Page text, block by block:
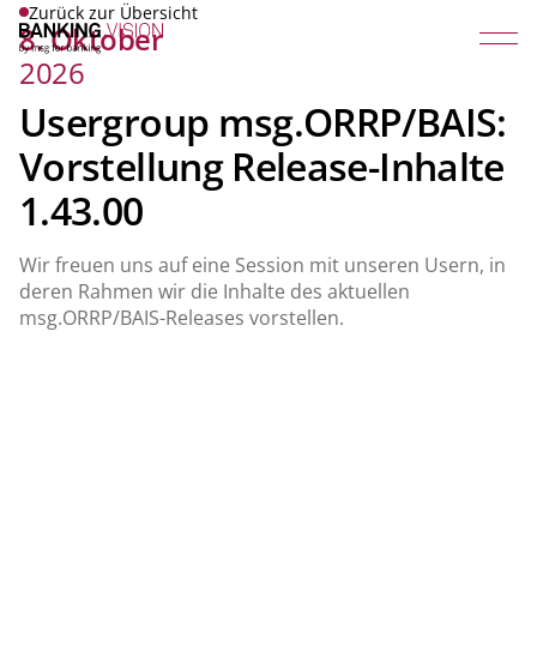
Zurück zur Übersicht
8. Oktober
2026
Usergroup msg.ORRP/BAIS:
Vorstellung Release-Inhalte
1.43.00
Wir freuen uns auf eine Session mit unseren Usern, in
deren Rahmen wir die Inhalte des aktuellen
msg.ORRP/BAIS-Releases vorstellen.